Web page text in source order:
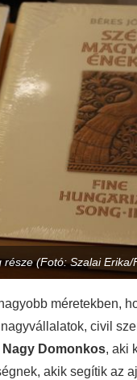
(Fotó: Szalai Erika/
méretekben,
civil
Nagy Domonkos, aki
akik segítik az